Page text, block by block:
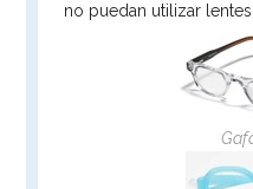
no puedan utilizar